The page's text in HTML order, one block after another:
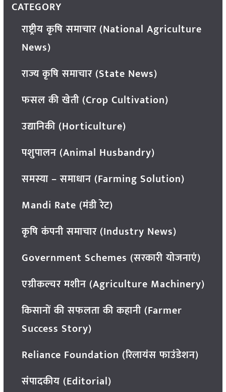
CATEGORY
राष्ट्रीय कृषि समाचार (National Agriculture
News)
राज्य कृषि समाचार (State News)
फसल की खेती (Crop Cultivation)
उद्यानिकी (Horticulture)
पशुपालन (Animal Husbandry)
समस्या – समाधान (Farming Solution)
Mandi Rate (मंडी रेट)
कृषि कंपनी समाचार (Industry News)
Government Schemes (सरकारी योजनाएं)
एग्रीकल्चर मशीन (Agriculture Machinery)
किसानों की सफलता की कहानी (Farmer
Success Story)
Reliance Foundation (रिलायंस फाउंडेशन)
संपादकीय (Editorial)